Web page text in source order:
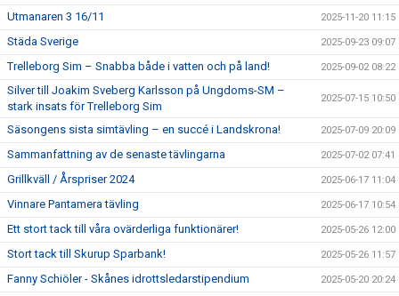
Utmanaren 3 16/11 2025-11-20 11:15
Städa Sverige 2025-09-23 09:07
Trelleborg Sim – Snabba både i vatten och på land! 2025-09-02 08:22
Silver till Joakim Sveberg Karlsson på Ungdoms-SM –
stark insats för Trelleborg Sim
2025-07-15 10:50
Säsongens sista simtävling – en succé i Landskrona! 2025-07-09 20:09
Sammanfattning av de senaste tävlingarna 2025-07-02 07:41
Grillkväll / Årspriser 2024 2025-06-17 11:04
Vinnare Pantamera tävling 2025-06-17 10:54
Ett stort tack till våra ovärderliga funktionärer! 2025-05-26 12:00
Stort tack till Skurup Sparbank! 2025-05-26 11:57
Fanny Schiöler - Skånes idrottsledarstipendium 2025-05-20 20:24